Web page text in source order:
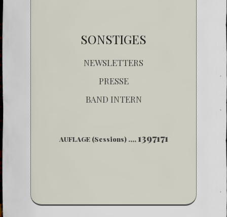
SONSTIGES
NEWSLETTERS
PRESSE
BAND INTERN
AUFLAGE (Sessions) .,,,1397171